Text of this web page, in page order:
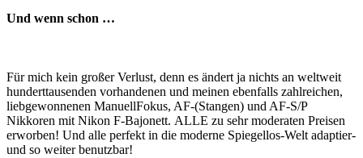
Und wenn schon …
Für mich kein großer Verlust, denn es ändert ja nichts an weltweit
hunderttausenden vorhandenen und meinen ebenfalls zahlreichen,
liebgewonnenen ManuellFokus, AF-(Stangen) und AF-S/P
Nikkoren mit Nikon F-Bajonett. ALLE zu sehr moderaten Preisen
erworben! Und alle perfekt in die moderne Spiegellos-Welt adaptier-
und so weiter benutzbar!